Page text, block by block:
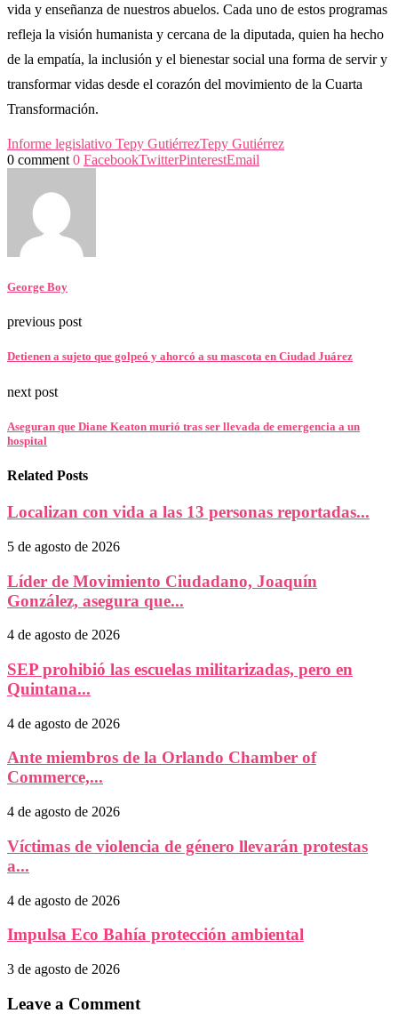
vida y enseñanza de nuestros abuelos. Cada uno de estos programas
refleja la visión humanista y cercana de la diputada, quien ha hecho
de la empatía, la inclusión y el bienestar social una forma de servir y
transformar vidas desde el corazón del movimiento de la Cuarta
Transformación.
Informe legislativo Tepy GutiérrezTepy Gutiérrez
0 comment 0 FacebookTwitterPinterestEmail
George Boy
previous post
Detienen a sujeto que golpeó y ahorcó a su mascota en Ciudad Juárez
next post
Aseguran que Diane Keaton murió tras ser llevada de emergencia a un
hospital
Related Posts
Localizan con vida a las 13 personas reportadas...
5 de agosto de 2026
Líder de Movimiento Ciudadano, Joaquín
González, asegura que...
4 de agosto de 2026
SEP prohibió las escuelas militarizadas, pero en
Quintana...
4 de agosto de 2026
Ante miembros de la Orlando Chamber of
Commerce,...
4 de agosto de 2026
Víctimas de violencia de género llevarán protestas
a...
4 de agosto de 2026
Impulsa Eco Bahía protección ambiental
3 de agosto de 2026
Leave a Comment